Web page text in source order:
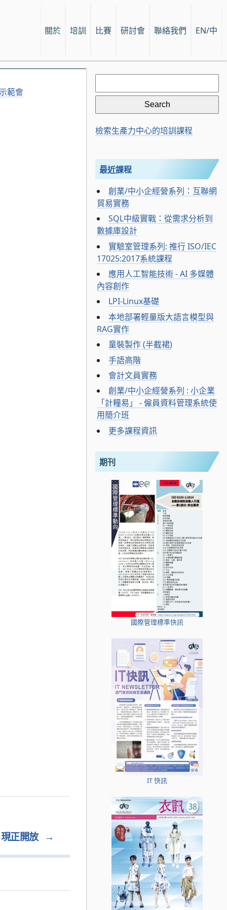
關於 培訓 比賽 研討會 聯絡我們 EN/中
範會
→
正開放
Search
for:
檢索生產力中心的培訓課程
最近課程
創業/中小企經營系列：互聯網
貿易實務
SQL中級實戰：從需求分析到
數據庫設計
實驗室管理系列: 推行 ISO/IEC
17025:2017系統課程
應用人工智能技術 - AI 多媒體
內容創作
LPI-Linux基礎
本地部署輕量版大語言模型與
RAG實作
童裝製作 (半截裙)
手語高階
會計文員實務
創業/中小企經營系列 : 小企業
「計糧易」 - 僱員資料管理系統使
用簡介班
更多課程資訊
期刊
國際管理標準快訊
IT 快訊